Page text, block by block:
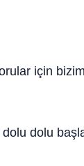
için
dolu